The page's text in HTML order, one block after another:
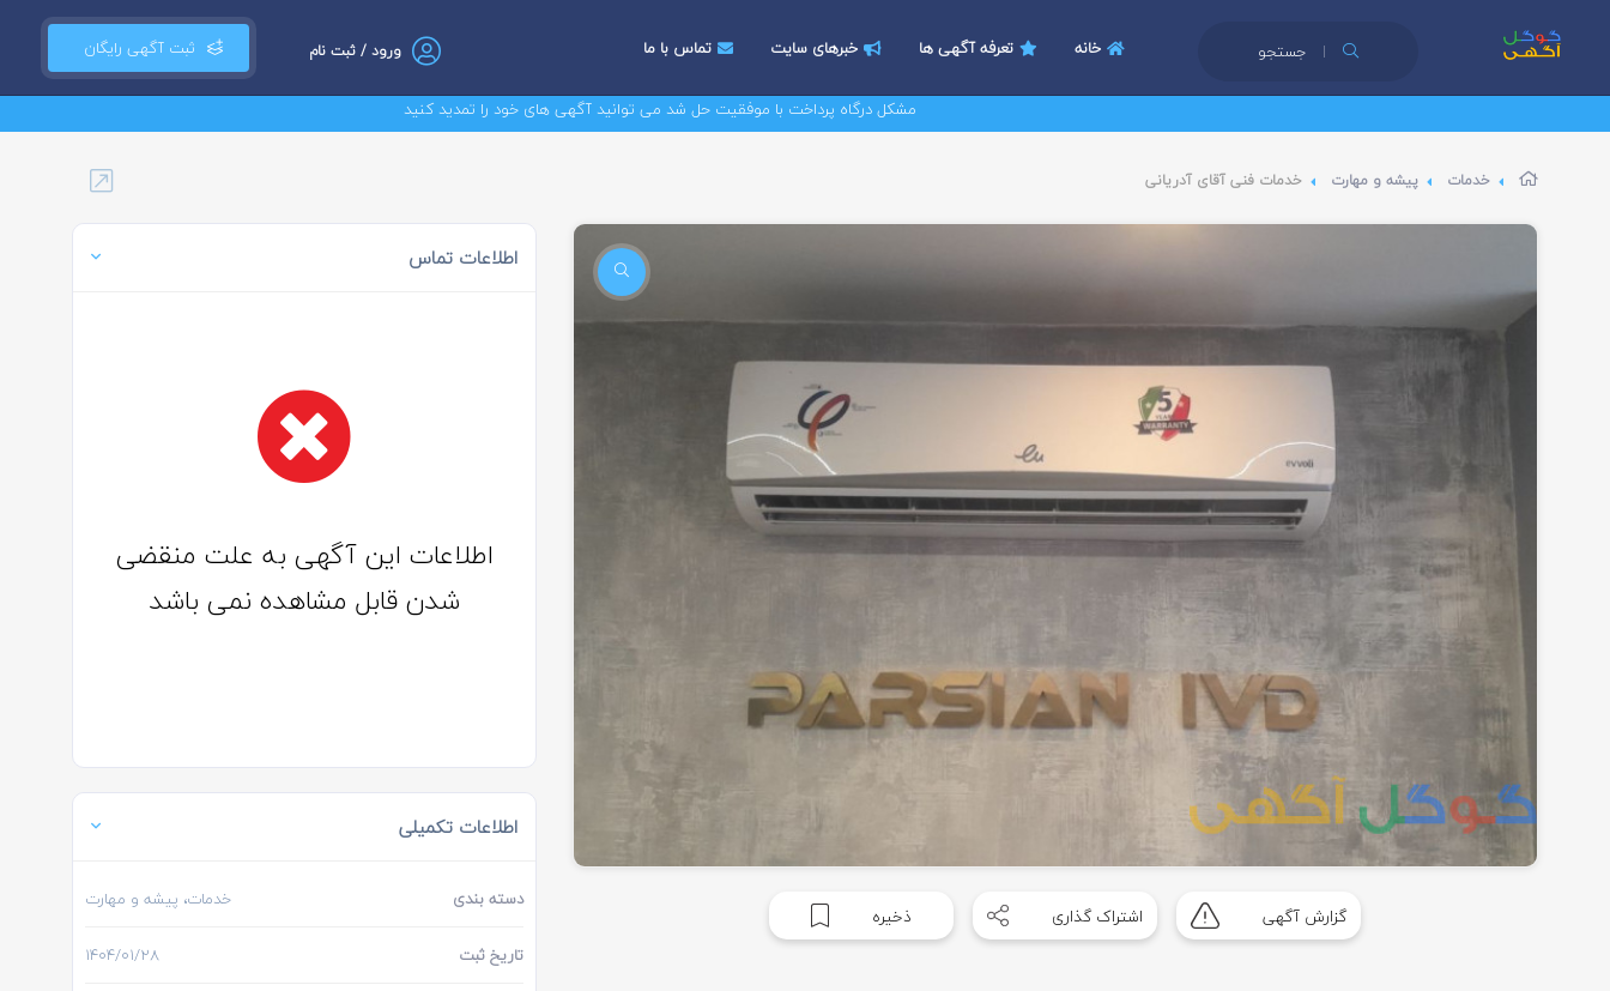
جستجو ثبت آگهی رایگان ورود / ثبت نام خانه تعرفه آگهی ها خبرهای سایت تماس با ما
مشکل درگاه پرداخت با موفقیت حل شد می توانید آگهی های خود را تمدید کنید
خدمات پیشه و مهارت خدمات فنی آقای آدریانی
گزارش آگهی اشتراک گذاری ذخیره
اطلاعات تماس
اطلاعات این آگهی به علت منقضی
شدن قابل مشاهده نمی باشد
اطلاعات تکمیلی
دسته بندی خدمات، پیشه و مهارت
تاریخ ثبت ۱۴۰۴/۰۱/۲۸